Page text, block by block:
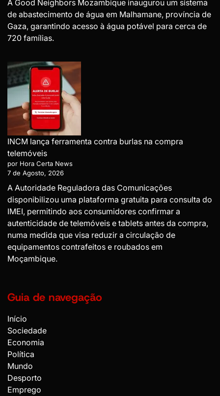
A Good Neighbors Mozambique inaugurou um sistema
de abastecimento de água em Malhamane, província de
Gaza, garantindo acesso à água potável para cerca de
720 famílias.
INCM lança ferramenta contra burlas na compra
telemóveis
por Hora Certa News
7 de Agosto, 2026
A Autoridade Reguladora das Comunicações
disponibilizou uma plataforma gratuita para consulta do
IMEI, permitindo aos consumidores confirmar a
autenticidade de telemóveis e tablets antes da compra,
numa medida que visa reduzir a circulação de
equipamentos contrafeitos e roubados em
Moçambique.
Guia de navegação
Início
Sociedade
Economia
Política
Mundo
Desporto
Emprego